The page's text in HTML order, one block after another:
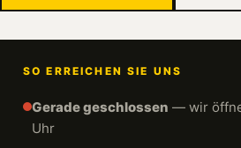
SO ERREICHEN SIE UNS
Gerade geschlossen — wir
Uhr